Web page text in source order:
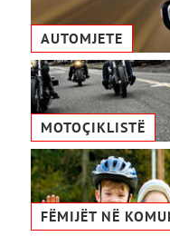
AUTOMJETE
MOTOÇIKLISTË
FËMIJËT NË